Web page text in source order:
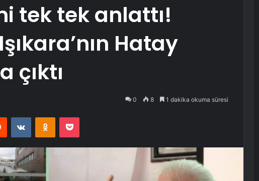
tek tek anlattı!
Hatay
çıktı
0 8 1 dakika okuma süresi
Reddit VKontakteOdnoklassniki
Pocket